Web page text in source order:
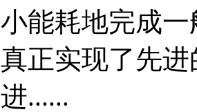
能耗地完成
正实现了先
......